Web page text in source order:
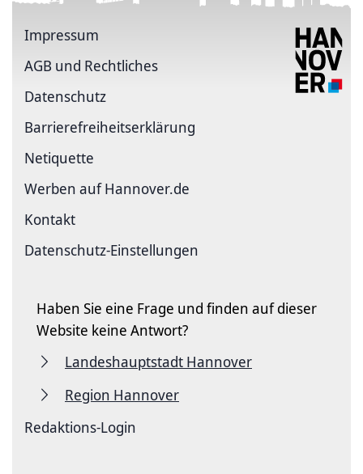
Impressum
AGB und Rechtliches
Datenschutz
Barriere­freiheits­erklärung
Netiquette
Werben auf Hannover.de
Kontakt
Datenschutz-Einstellungen
Haben Sie eine Frage und finden auf dieser
Website keine Antwort?
Landeshauptstadt Hannover
Region Hannover
Redaktions-Login